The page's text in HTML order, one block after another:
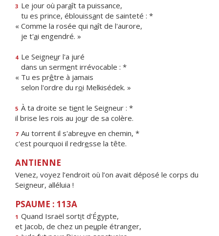
3 Le jour où paraît ta puissance,
tu es prince, éblouissant de sainteté : *
« Comme la rosée qui naît de l'aurore,
je t'ai engendré. »
4 Le Seigneur l'a juré
dans un serment irrévocable : *
« Tu es prêtre à jamais
selon l'ordre du roi Melkisédek. »
5 À ta droite se tient le Seigneur : *
il brise les rois au jour de sa colère.
7 Au torrent il s'abreuve en chemin, *
c'est pourquoi il redresse la tête.
ANTIENNE
Venez, voyez l’endroit où l’on avait déposé le corps du
Seigneur, alléluia !
PSAUME : 113A
1 Quand Israël sortit d'Égypte,
et Jacob, de chez un peuple étranger,